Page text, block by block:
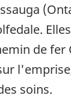
de fer
soins.